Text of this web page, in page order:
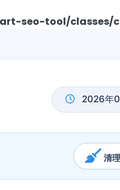
seo-tool/classes/